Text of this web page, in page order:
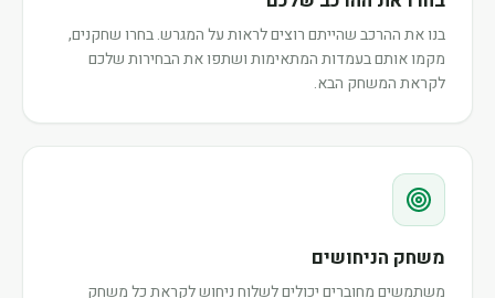
בנו את ההרכב שהייתם רוצים לראות על המגרש. בחרו שחקנים,
מקמו אותם בעמדות המתאימות ושתפו את הבחירות שלכם
לקראת המשחק הבא.
משחק הניחושים
משתמשים מחוברים יכולים לשלוח ניחוש לקראת כל משחק